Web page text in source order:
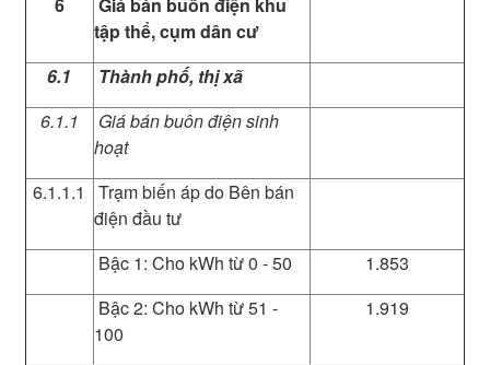
tập thể, cụm dân cư
6.1
Thành phố, thị xã
6.1.1
Giá bán buôn điện sinh
hoạt
6.1.1.1
Trạm biến áp do Bên bán
điện đầu tư
Bậc 1: Cho kWh từ 0 - 50
1.853
Bậc 2: Cho kWh từ 51 -
100
1.919